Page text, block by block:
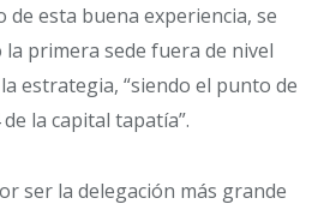
de esta buena experiencia, se
la primera sede fuera de nivel
estrategia, “siendo el punto de
la capital tapatía”.
ser la delegación más grande